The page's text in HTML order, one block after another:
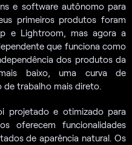
e software autônomo para
primeiros produtos foram
e Lightroom, mas agora a
que funciona como
dos produtos da
baixo, uma curva de
de trabalho mais direto.
projetado e otimizado para
oferecem funcionalidades
de aparência natural. Os